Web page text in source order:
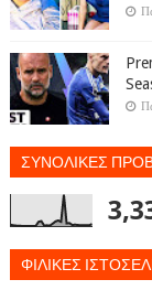
ΣΥΝΟΛΙΚΕΣ
ΦΙΛΙΚΕΣ